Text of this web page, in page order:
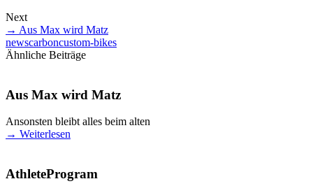
Next
→ Aus Max wird Matz
newscarboncustom-bikes
Ähnliche Beiträge
Aus Max wird Matz
Ansonsten bleibt alles beim alten
→ Weiterlesen
AthleteProgram